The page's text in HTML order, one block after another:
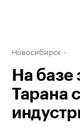
Новосибирск
На базе
Тарана